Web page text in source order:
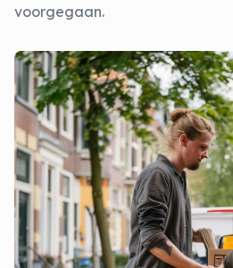
voorgegaan.